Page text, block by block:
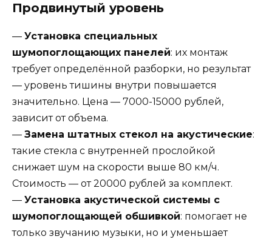
Продвинутый уровень
— Установка специальных
шумопоглощающих панелей: их монтаж
требует определённой разборки, но результат
— уровень тишины внутри повышается
значительно. Цена — 7000-15000 рублей,
зависит от объема.
— Замена штатных стекол на акустические:
такие стекла с внутренней прослойкой
снижает шум на скорости выше 80 км/ч.
Стоимость — от 20000 рублей за комплект.
— Установка акустической системы с
шумопоглощающей обшивкой: помогает не
только звучанию музыки, но и уменьшает